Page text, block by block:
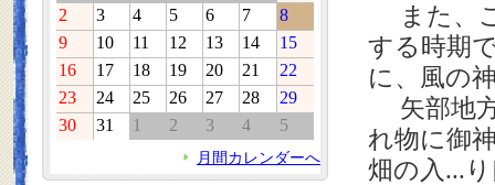
また、
する時期
に、風の
矢部地
れ物に御
畑の入...
2
3 4 5 6 7
8
9
10 11 12 13 14
15
16
17 18 19 20 21
22
23
24 25 26 27 28
29
30
31 1 2 3 4 5
月間カレンダーへ